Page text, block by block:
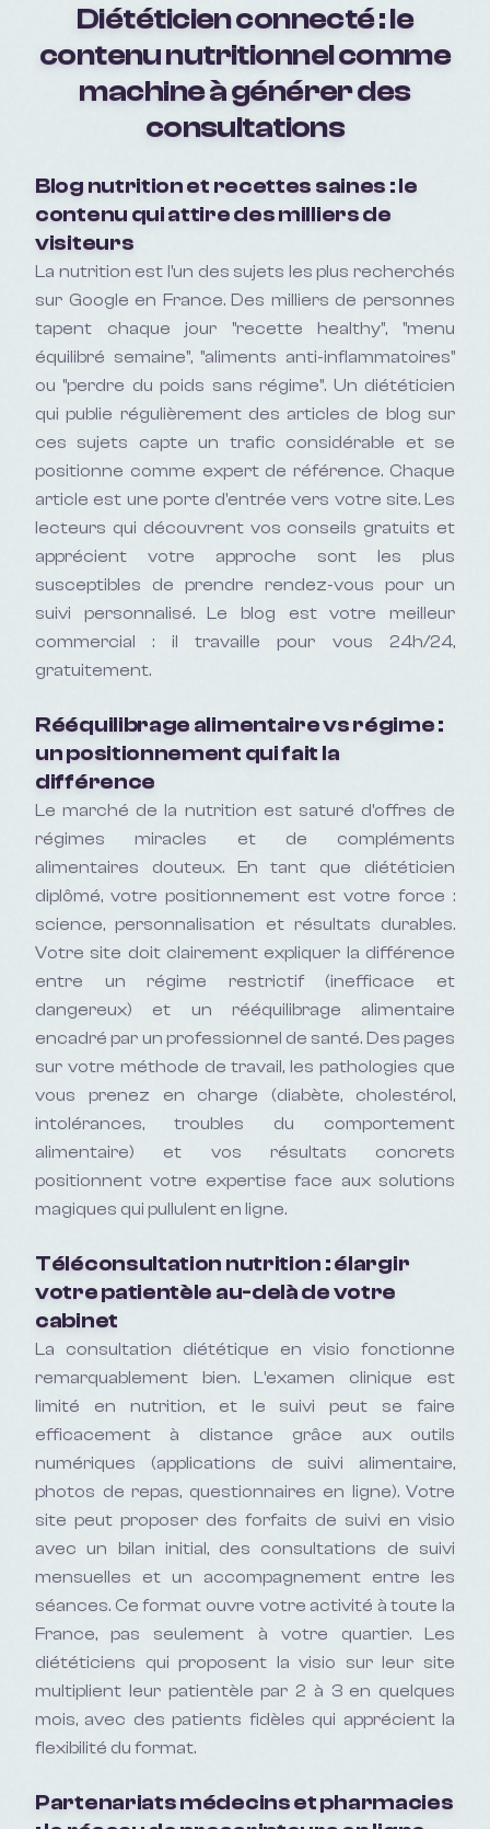
Diététicien connecté : le
contenu nutritionnel comme
machine à générer des
consultations
Blog nutrition et recettes saines : le
contenu qui attire des milliers de
visiteurs
La nutrition est l'un des sujets les plus recherchés
sur Google en France. Des milliers de personnes
tapent chaque jour "recette healthy", "menu
équilibré semaine", "aliments anti-inflammatoires"
ou "perdre du poids sans régime". Un diététicien
qui publie régulièrement des articles de blog sur
ces sujets capte un trafic considérable et se
positionne comme expert de référence. Chaque
article est une porte d'entrée vers votre site. Les
lecteurs qui découvrent vos conseils gratuits et
apprécient votre approche sont les plus
susceptibles de prendre rendez-vous pour un
suivi personnalisé. Le blog est votre meilleur
commercial : il travaille pour vous 24h/24,
gratuitement.
Rééquilibrage alimentaire vs régime :
un positionnement qui fait la
différence
Le marché de la nutrition est saturé d'offres de
régimes miracles et de compléments
alimentaires douteux. En tant que diététicien
diplômé, votre positionnement est votre force :
science, personnalisation et résultats durables.
Votre site doit clairement expliquer la différence
entre un régime restrictif (inefficace et
dangereux) et un rééquilibrage alimentaire
encadré par un professionnel de santé. Des pages
sur votre méthode de travail, les pathologies que
vous prenez en charge (diabète, cholestérol,
intolérances, troubles du comportement
alimentaire) et vos résultats concrets
positionnent votre expertise face aux solutions
magiques qui pullulent en ligne.
Téléconsultation nutrition : élargir
votre patientèle au-delà de votre
cabinet
La consultation diététique en visio fonctionne
remarquablement bien. L'examen clinique est
limité en nutrition, et le suivi peut se faire
efficacement à distance grâce aux outils
numériques (applications de suivi alimentaire,
photos de repas, questionnaires en ligne). Votre
site peut proposer des forfaits de suivi en visio
avec un bilan initial, des consultations de suivi
mensuelles et un accompagnement entre les
séances. Ce format ouvre votre activité à toute la
France, pas seulement à votre quartier. Les
diététiciens qui proposent la visio sur leur site
multiplient leur patientèle par 2 à 3 en quelques
mois, avec des patients fidèles qui apprécient la
flexibilité du format.
Partenariats médecins et pharmacies